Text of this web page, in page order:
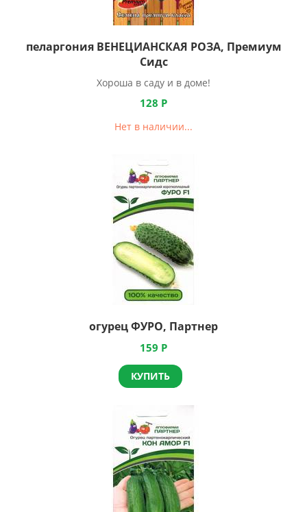
пеларгония ВЕНЕЦИАНСКАЯ РОЗА, Премиум
Сидс
Хороша в саду и в доме!
128 Р
Нет в наличии...
огурец ФУРО, Партнер
159 Р
КУПИТЬ